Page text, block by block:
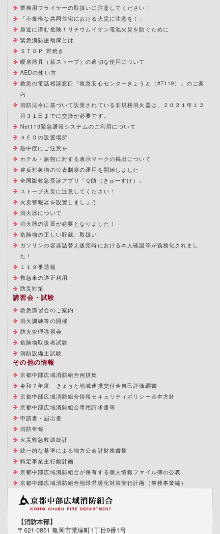
業務用フライヤーの取扱いに注意してください！
「小規模な共同住宅における火災に注意を！」
身近に潜む危険！リチウムイオン電池火災を防ぐために
緊急消防援助隊とは
ＳＴＯＰ 野焼き
暖房器具（薪ストーブ）の適切な使用について
AEDの使い方
救急の電話相談窓口『救急安心センターきょうと（#7119）』のご案
内
消防法令に基づいて設置されている旧規格消火器は、２０２１年１２
月３１日までに交換が必要です。
Net119緊急通報システムのご利用について
ＡＥＤの設置場所
熱中症にご注意を
ホテル・旅館に対する表示マークの掲出について
違反対象物の公表制度の運用を開始しました
全国版救急受診アプリ「Ｑ助（きゅーすけ）」
ストーブ火災に注意してください！
火災警報器を設置しましょう
消火器について
消火器の設置が必要となりました！
危険物の正しい貯蔵、取扱い
ガソリンの容器詰替え販売時における本人確認等が義務化されまし
た！
１１９番通報
救急車の適正利用
防災対策
講習会・試験
救急講習会のご案内
消火訓練等の開催
防火管理講習会
危険物取扱者試験
消防設備士試験
その他の情報
京都中部広域消防組合例規集
令和７年度 きょうと地域連携交付金自己評価調書
京都中部広域消防組合情報セキュリティポリシー基本方針
京都中部広域消防組合専用請求書等
申請書・届出書
消防年報
火災救急救助統計
統一的な基準による地方公会計財務書類
特定事業主行動計画
京都中部広域消防組合が保有する個人情報ファイル簿の公表
京都中部広域消防組合地球温暖化対策実行計画（事務事業編）
【消防本部】
〒621-0851 亀岡市荒塚町1丁目9番1号